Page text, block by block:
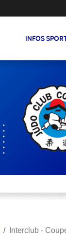
INFOS
Interclub -